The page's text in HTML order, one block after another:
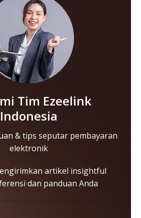
Tim Ezeelink
Indonesia
& tips seputar pembayaran
elektronik
artikel insightful
dan panduan Anda